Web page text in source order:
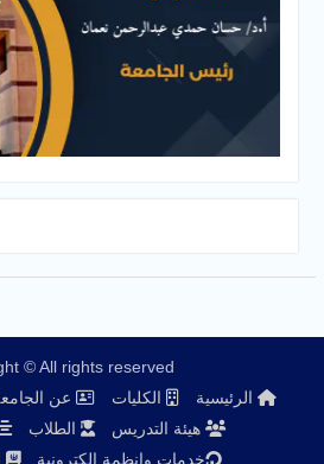
© All rights reserved.
الرئيسية
الكليات عن
هيئة التدريس
الطلاب
خدمات وانظمة الكترونية